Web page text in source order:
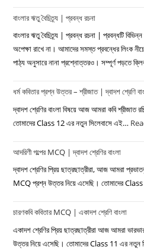
বাংলার ঋতু বৈচিত্র্য | প্রবন্ধ রচনা
বাংলার ঋতু বৈচিত্র্য | প্রবন্ধ রচনা | প্রবন্ধটি
অপেক্ষা রাখে না। আমাদের সমস্ত প্রবন্ধের লিংক
পাঠ্য অনুসারে নানা প্রশ্নোত্তরও। সম্পূর্ণ পড়তে
ধর্ম কবিতার প্রশ্ন উত্তর – শ্রীজাত | দ্বাদশ শ্রেণি
দ্বাদশ শ্রেণির বাংলা বিষয়ে আজ আমরা কবি শ্রীজাত
তোমাদের Class 12 এর নতুন সিলেবাসে এই…
আদরিণী গল্পের MCQ | দ্বাদশ শ্রেণির বাংলা
দ্বাদশ শ্রেণির প্রিয় ছাত্রছাত্রীরা, আজ আমরা
MCQ প্রশ্ন উত্তর নিয়ে এসেছি। তোমাদের
চারণকবি কবিতার MCQ | একাদশ শ্রেণি বাংলা
একাদশ শ্রেণির প্রিয় ছাত্রছাত্রীরা আজ আমরা
উত্তর নিয়ে এসেছি। তোমাদের Class 11 এর নতুন